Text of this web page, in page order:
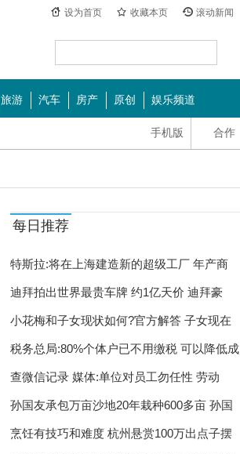
设为首页 收藏本页 滚动新闻
旅游 汽车 房产 原创 娱乐频道
合作
手机版
每日推荐
特斯拉:将在上海建造新的超级工厂 年产商
迪拜拍出世界最贵车牌 约1亿天价 迪拜豪
小花梅和子女现状如何?官方解答 子女现在
税务总局:80%个体户已不用缴税 可以降低成
查微信记录 媒体:单位对员工勿任性 劳动
孙国友承包万亩沙地20年栽种600多亩 孙国
烹饪有技巧和难度 杭州悬赏100万出点子摆